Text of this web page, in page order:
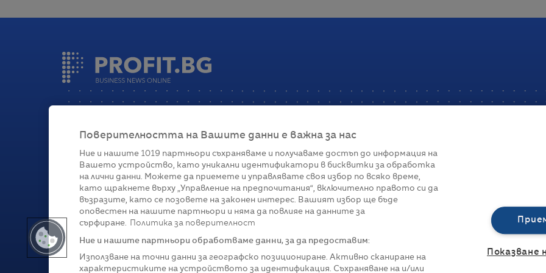
Категории
ГлобалноБизнесТехнологииСтратегииЖивот
Реклама
За нас
Политика за
Управление на
Поверителността на Вашите данни е важна за нас
Ние и нашите 1019 партньори съхраняваме и получаваме достъп до информация на
Вашето устройство, като уникални идентификатори в бисквитки за обработка
на лични данни. Можете да приемете и управлявате своя избор по всяко време,
като щракнете върху „Управление на предпочитания“, включително правото си да
възразите, като се позовете на законен интерес. Вашият избор ще бъде
оповестен на нашите партньори и няма да повлияе на данните за
сърфиране.
Политика за поверителност
Ние и нашите партньори обработваме данни, за да предоставим:
Използване на точни данни за географско позициониране. Активно сканиране на
характеристиките на устройството за идентификация. Съхраняване на и/или
Показване